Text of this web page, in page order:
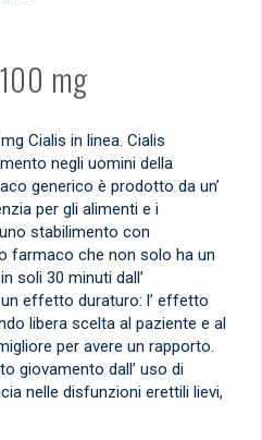
mg
Cialis in linea. Cialis
negli uomini della
generico è prodotto da un’
per gli alimenti e i
stabilimento con
farmaco che non solo ha un
soli 30 minuti dall’
effetto duraturo: l’ effetto
libera scelta al paziente e al
per avere un rapporto.
giovamento dall’ uso di
nelle disfunzioni erettili lievi,